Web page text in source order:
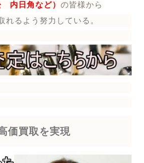
内日角など） の皆様から
れるよう努力している。
価買取を実現